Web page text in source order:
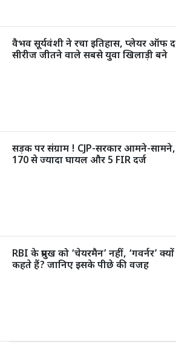
वैभव सूर्यवंशी ने रचा इतिहास, प्लेयर ऑफ द
सीरीज जीतने वाले सबसे युवा खिलाड़ी बने
सड़क पर संग्राम ! CJP-सरकार आमने-सामने,
170 से ज्यादा घायल और 5 FIR दर्ज
RBI के प्रमुख को ‘चेयरमैन’ नहीं, ‘गवर्नर’ क्यों
कहते हैं? जानिए इसके पीछे की वजह